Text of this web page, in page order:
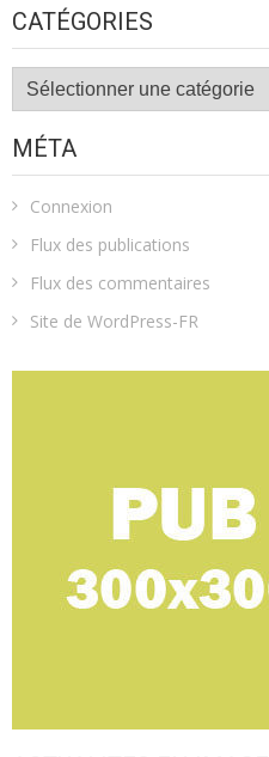
CATÉGORIES
Catégories
MÉTA
Connexion
Flux des publications
Flux des commentaires
Site de WordPress-FR